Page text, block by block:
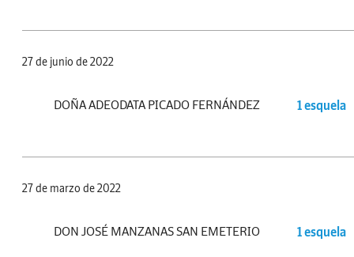
27 de junio de 2022
DOÑA ADEODATA PICADO FERNÁNDEZ 1 esquela
27 de marzo de 2022
DON JOSÉ MANZANAS SAN EMETERIO 1 esquela